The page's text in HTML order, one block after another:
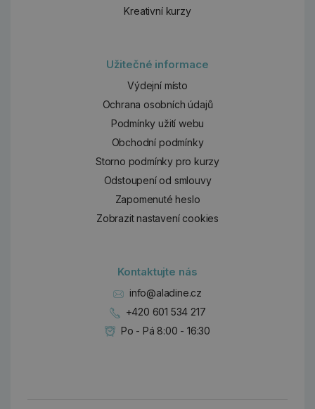
Kreativní kurzy
Užitečné informace
Výdejní místo
Ochrana osobních údajů
Podmínky užití webu
Obchodní podmínky
Storno podmínky pro kurzy
Odstoupení od smlouvy
Zapomenuté heslo
Zobrazit nastavení cookies
Kontaktujte nás
info@aladine.cz
+420 601 534 217
Po - Pá 8:00 - 16:30